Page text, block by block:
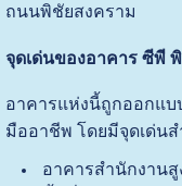
ถนนพิชัยสงคราม
จุดเด่นของอาคาร ซีพี
อาคารแห่งนี้ถูกออกแบ
มืออาชีพ โดยมีจุดเด่น
อาคารสำนักงาน